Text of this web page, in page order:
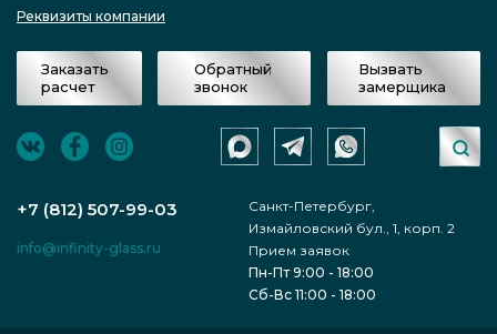
Реквизиты компании
Заказать
расчет
Обратный
звонок
Вызвать
замерщика
+7 (812) 507-99-03
Санкт-Петербург,
Измайловский бул., 1, корп. 2
info@infinity-glass.ru
Прием заявок
Пн-Пт 9:00 - 18:00
Сб-Вс 11:00 - 18:00